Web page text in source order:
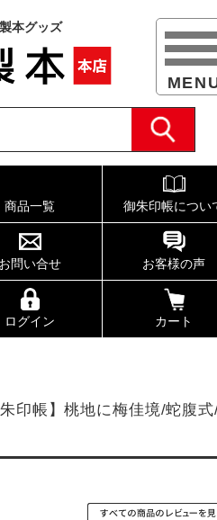
本グッズ
商品一覧 御朱印帳につい
お問い合せ お客様の声
ログイン カート
印帳】桃地に梅佳境/蛇腹